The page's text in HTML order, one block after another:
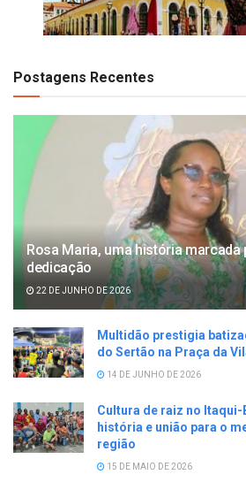
Postagens Recentes
Rosa Maria, uma história marcada
dedicação
22 DE JUNHO DE 2026
Multidão prestigia
do Sertão na Praça da
14 DE JUNHO DE 2026
Cultura de raiz no Itaqui-
história e união para o
região
15 DE MAIO DE 2026